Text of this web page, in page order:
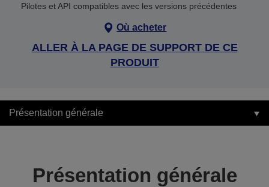
Pilotes et API compatibles avec les versions précédentes
Où acheter
ALLER À LA PAGE DE SUPPORT DE CE
PRODUIT
Présentation générale
Présentation générale